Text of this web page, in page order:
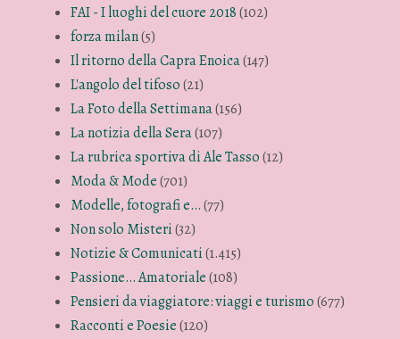
FAI - I luoghi del cuore 2018(102)
forza milan(5)
Il ritorno della Capra Enoica(147)
L'angolo del tifoso(21)
La Foto della Settimana(156)
La notizia della Sera(107)
La rubrica sportiva di Ale Tasso(12)
Moda & Mode(701)
Modelle, fotografi e…(77)
Non solo Misteri(32)
Notizie & Comunicati(1.415)
Passione… Amatoriale(108)
Pensieri da viaggiatore: viaggi e turismo(677)
Racconti e Poesie(120)